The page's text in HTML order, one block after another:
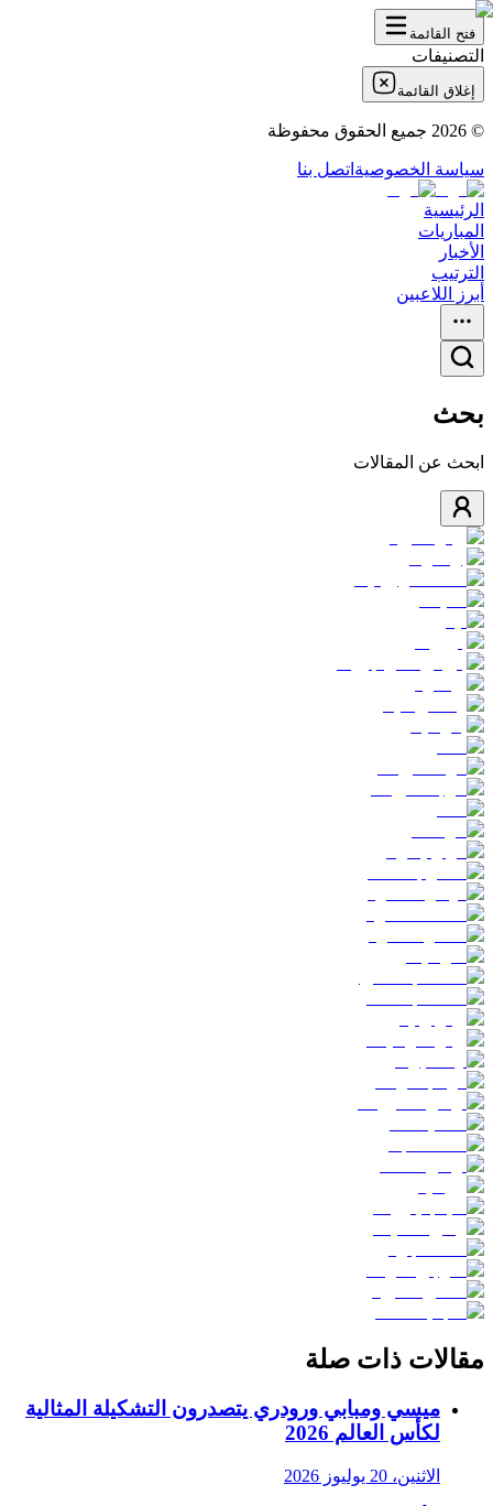
فتح القائمة
التصنيفات
إغلاق القائمة
©
2026 جميع الحقوق محفوظة
سياسة الخصوصية اتصل بنا
الرئيسية
المباريات
الأخبار
الترتيب
أبرز اللاعبين
بحث
ابحث عن المقالات
مقالات ذات صلة
ميسي ومبابي ورودري يتصدرون التشكيلة المثالية
لكأس العالم 2026
الاثنين، 20 يوليوز 2026